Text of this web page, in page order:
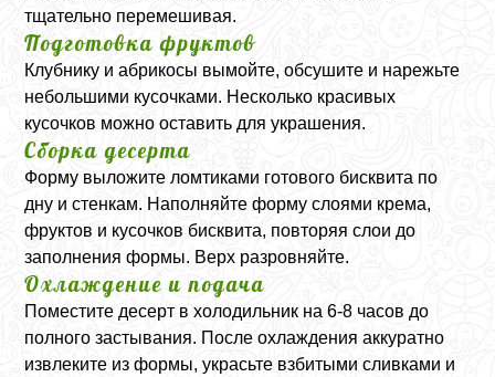
тщательно перемешивая.
Подготовка фруктов
Клубнику и абрикосы вымойте, обсушите и нарежьте
небольшими кусочками. Несколько красивых
кусочков можно оставить для украшения.
Сборка десерта
Форму выложите ломтиками готового бисквита по
дну и стенкам. Наполняйте форму слоями крема,
фруктов и кусочков бисквита, повторяя слои до
заполнения формы. Верх разровняйте.
Охлаждение и подача
Поместите десерт в холодильник на 6-8 часов до
полного застывания. После охлаждения аккуратно
извлеките из формы, украсьте взбитыми сливками и